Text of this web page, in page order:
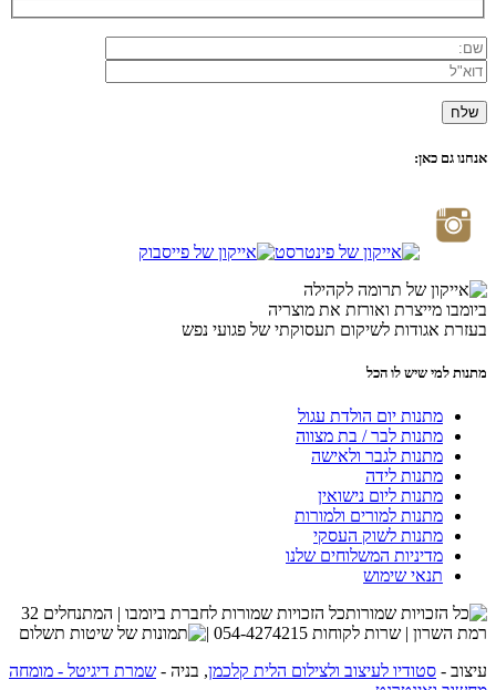
אנחנו גם כאן:
ביומבו מייצרת ואורזת את מוצריה
בעזרת אגודות לשיקום תעסוקתי של פגועי נפש
מתנות למי שיש לו הכל
מתנות יום הולדת עגול
מתנות לבר / בת מצווה
מתנות לגבר ולאישה
מתנות לידה
מתנות ליום נישואין
מתנות למורים ולמורות
מתנות לשוק העסקי
מדיניות המשלוחים שלנו
תנאי שימוש
כל הזכויות שמורות לחברת ביומבו | המתנחלים 32
רמת השרון | שרות לקוחות 054-4274215 |
עיצוב - סטודיו לעיצוב ולצילום הלית קלכמן, בניה - שמרת דיגיטל - מומחה